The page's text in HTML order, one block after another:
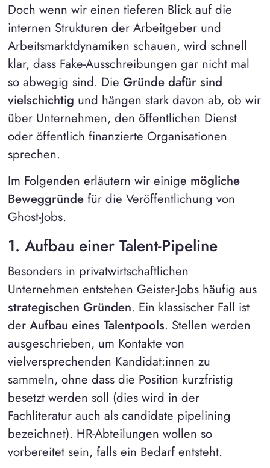
Doch wenn wir einen tieferen Blick auf die
internen Strukturen der Arbeitgeber und
Arbeitsmarktdynamiken schauen, wird schnell
klar, dass Fake-Ausschreibungen gar nicht mal
so abwegig sind. Die Gründe dafür sind
vielschichtig und hängen stark davon ab, ob wir
über Unternehmen, den öffentlichen Dienst
oder öffentlich finanzierte Organisationen
sprechen.
Im Folgenden erläutern wir einige mögliche
Beweggründefür die Veröffentlichung von
Ghost-Jobs.
1. Aufbau einer Talent-Pipeline
Besonders in privatwirtschaftlichen
Unternehmen entstehen Geister-Jobs häufig aus
strategischen Gründen. Ein klassischer Fall ist
der Aufbau eines Talentpools. Stellen werden
ausgeschrieben, um Kontakte von
vielversprechenden Kandidat:innen zu
sammeln, ohne dass die Position kurzfristig
besetzt werden soll (dies wird in der
Fachliteratur auch als candidate pipelining
bezeichnet). HR-Abteilungen wollen so
vorbereitet sein, falls ein Bedarf entsteht.